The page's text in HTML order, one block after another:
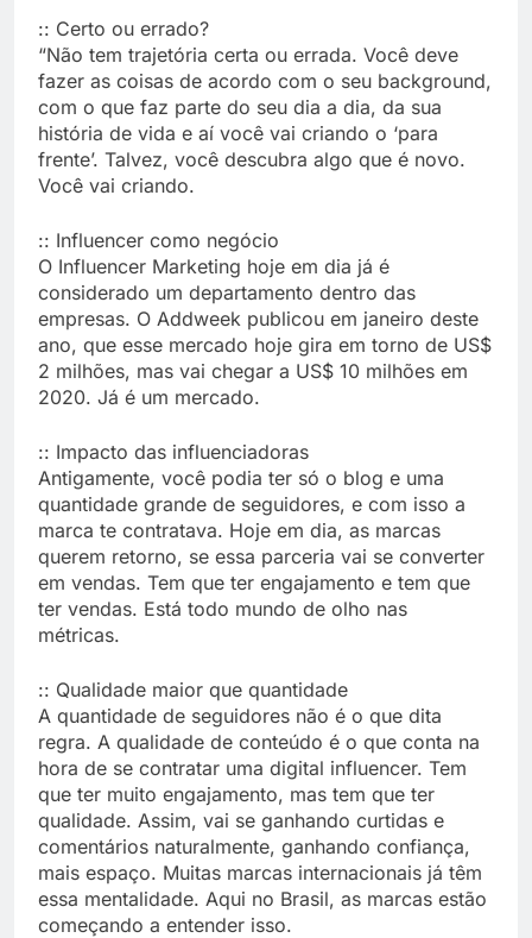
:: Certo ou errado?
“Não tem trajetória certa ou errada. Você deve
fazer as coisas de acordo com o seu background,
com o que faz parte do seu dia a dia, da sua
história de vida e aí você vai criando o ‘para
frente’. Talvez, você descubra algo que é novo.
Você vai criando.
:: Influencer como negócio
O Influencer Marketing hoje em dia já é
considerado um departamento dentro das
empresas. O Addweek publicou em janeiro deste
ano, que esse mercado hoje gira em torno de US$
2 milhões, mas vai chegar a US$ 10 milhões em
2020. Já é um mercado.
:: Impacto das influenciadoras
Antigamente, você podia ter só o blog e uma
quantidade grande de seguidores, e com isso a
marca te contratava. Hoje em dia, as marcas
querem retorno, se essa parceria vai se converter
em vendas. Tem que ter engajamento e tem que
ter vendas. Está todo mundo de olho nas
métricas.
:: Qualidade maior que quantidade
A quantidade de seguidores não é o que dita
regra. A qualidade de conteúdo é o que conta na
hora de se contratar uma digital influencer. Tem
que ter muito engajamento, mas tem que ter
qualidade. Assim, vai se ganhando curtidas e
comentários naturalmente, ganhando confiança,
mais espaço. Muitas marcas internacionais já têm
essa mentalidade. Aqui no Brasil, as marcas estão
começando a entender isso.